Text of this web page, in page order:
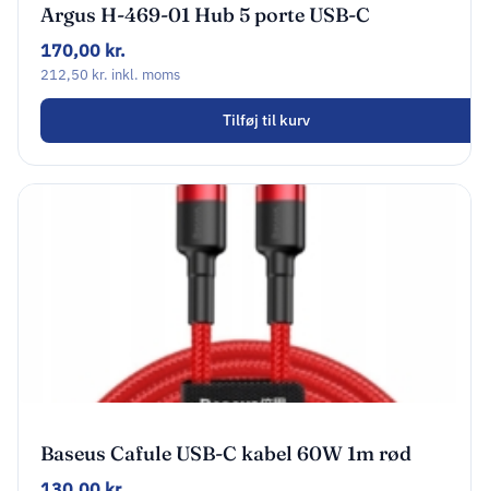
Argus H-469-01 Hub 5 porte USB-C
170,00 kr.
212,50 kr. inkl. moms
Tilføj til kurv
Baseus Cafule USB-C kabel 60W 1m rød